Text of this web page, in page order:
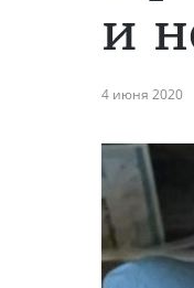
и
4 июня 2020